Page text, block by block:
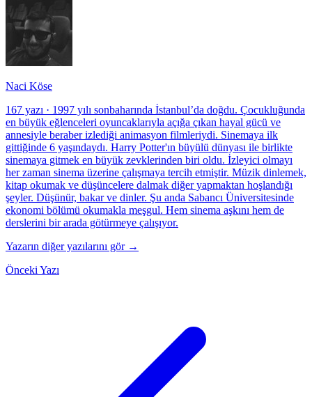
Naci Köse
167 yazı · 1997 yılı sonbaharında İstanbul’da doğdu. Çocukluğunda
en büyük eğlenceleri oyuncaklarıyla açığa çıkan hayal gücü ve
annesiyle beraber izlediği animasyon filmleriydi. Sinemaya ilk
gittiğinde 6 yaşındaydı. Harry Potter'ın büyülü dünyası ile birlikte
sinemaya gitmek en büyük zevklerinden biri oldu. İzleyici olmayı
her zaman sinema üzerine çalışmaya tercih etmiştir. Müzik dinlemek,
kitap okumak ve düşüncelere dalmak diğer yapmaktan hoşlandığı
şeyler. Düşünür, bakar ve dinler. Şu anda Sabancı Üniversitesinde
ekonomi bölümü okumakla meşgul. Hem sinema aşkını hem de
derslerini bir arada götürmeye çalışıyor.
Yazarın diğer yazılarını gör →
Önceki Yazı